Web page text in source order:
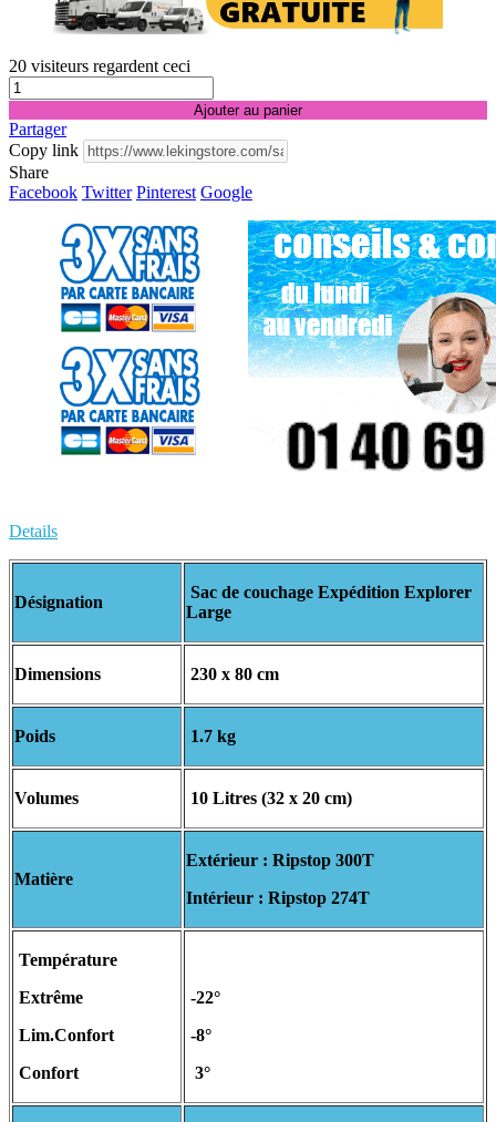
20 visiteurs regardent ceci
Ajouter au panier
Partager
Copy link
Share
Facebook Twitter Pinterest Google
Details
Désignation
Sac de couchage Expédition Explorer
Large
Dimensions 230 x 80 cm
Poids 1.7 kg
Volumes 10 Litres (32 x 20 cm)
Matière
Extérieur : Ripstop 300T
Intérieur : Ripstop 274T
Température
Extrême
Lim.Confort
Confort
-22°
-8°
3°